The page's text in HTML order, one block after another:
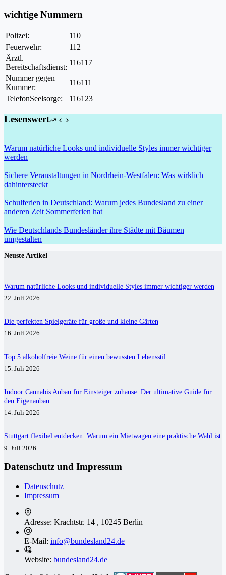
wichtige Nummern
Polizei:
110
Feuerwehr:
112
Ärztl.
Bereitschaftsdienst:
116117
Nummer gegen
Kummer:
116111
TelefonSeelsorge:
116123
Lesenswert
Warum natürliche Looks und individuelle Styles immer wichtiger
werden
Sichere Veranstaltungen in Nordrhein-Westfalen: Was wirklich
dahintersteckt
Schulferien in Deutschland: Warum jedes Bundesland zu einer
anderen Zeit Sommerferien hat
Wie Deutschlands Bundesländer ihre Städte mit Bäumen
umgestalten
Neuste Artikel
Warum natürliche Looks und individuelle Styles immer wichtiger werden
22. Juli 2026
Die perfekten Spielgeräte für große und kleine Gärten
16. Juli 2026
Top 5 alkoholfreie Weine für einen bewussten Lebensstil
15. Juli 2026
Indoor Cannabis Anbau für Einsteiger zuhause: Der ultimative Guide für
den Eigenanbau
14. Juli 2026
Stuttgart flexibel entdecken: Warum ein Mietwagen eine praktische Wahl ist
9. Juli 2026
Datenschutz und Impressum
Datenschutz
Impressum
Adresse: Krachtstr. 14 , 10245 Berlin
E-Mail: info@bundesland24.de
Website: bundesland24.de